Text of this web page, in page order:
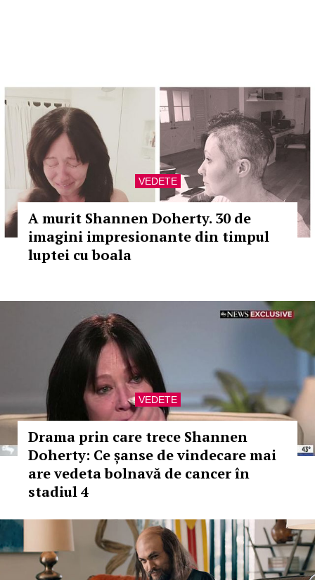
VEDETE
A murit Shannen Doherty. 30 de
imagini impresionante din timpul
luptei cu boala
VEDETE
Drama prin care trece Shannen
Doherty: Ce șanse de vindecare mai
are vedeta bolnavă de cancer în
stadiul 4